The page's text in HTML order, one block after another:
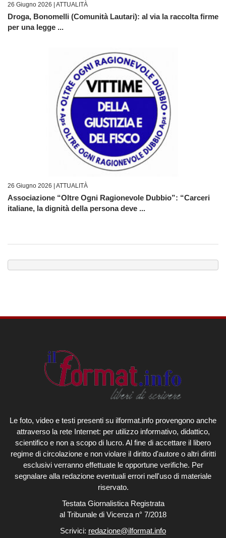
26 Giugno 2026 | ATTUALITÀ
Droga, Bonomelli (Comunità Lautari): al via la raccolta firme
per una legge ...
26 Giugno 2026 | ATTUALITÀ
Associazione “Oltre Ogni Ragionevole Dubbio”: “Carceri
italiane, la dignità della persona deve ...
Le foto, video e testi presenti su ilformat.info provengono anche
attraverso la rete Internet: per utilizzo informativo, didattico,
scientifico e non a scopo di lucro. Al fine di accettare il libero
regime di circolazione e non violare il diritto d'autore o altri diritti
esclusivi verranno effettuate le opportune verifiche. Per
segnalare alla redazione eventuali errori nell'uso di materiale
riservato.
Testata Giornalistica Registrata
al Tribunale di Vicenza n° 7/2018
Scrivici: redazione@ilformat.info